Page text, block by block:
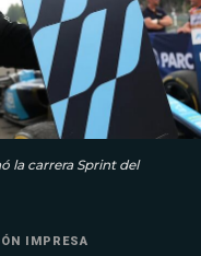
la carrera Sprint del
IMPRESA